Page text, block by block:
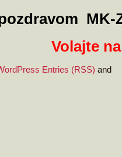
Volajte
Entries (RSS) and